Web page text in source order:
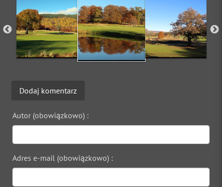
Dodaj komentarz
Autor (obowiązkowo) :
Adres e-mail (obowiązkowo) :